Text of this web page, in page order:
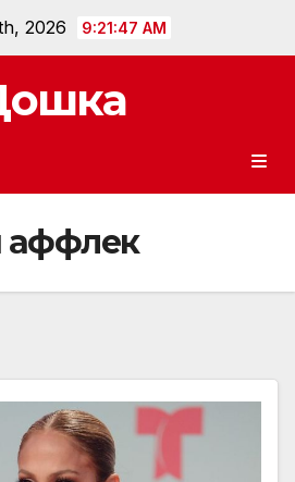
2026 9:21:48 AM
аффлек